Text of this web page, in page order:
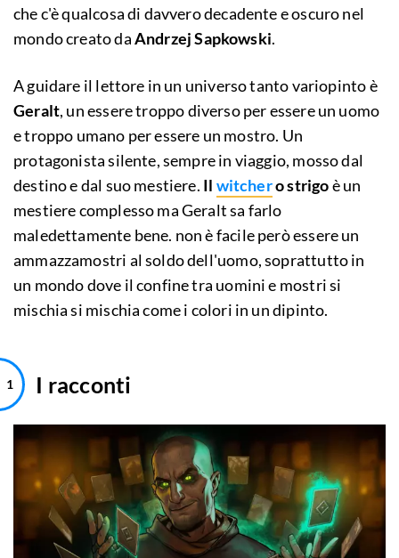
che c'è qualcosa di davvero decadente e oscuro nel
mondo creato daAndrzej Sapkowski.
A guidare il lettore in un universo tanto variopinto è
Geralt, un essere troppo diverso per essere un uomo
e troppo umano per essere un mostro. Un
protagonista silente, sempre in viaggio, mosso dal
destino e dal suo mestiere. Il witchero strigoè un
mestiere complesso ma Geralt sa farlo
maledettamente bene. non è facile però essere un
ammazzamostri al soldo dell'uomo, soprattutto in
un mondo dove il confine tra uomini e mostri si
mischia si mischia come i colori in un dipinto.
I racconti